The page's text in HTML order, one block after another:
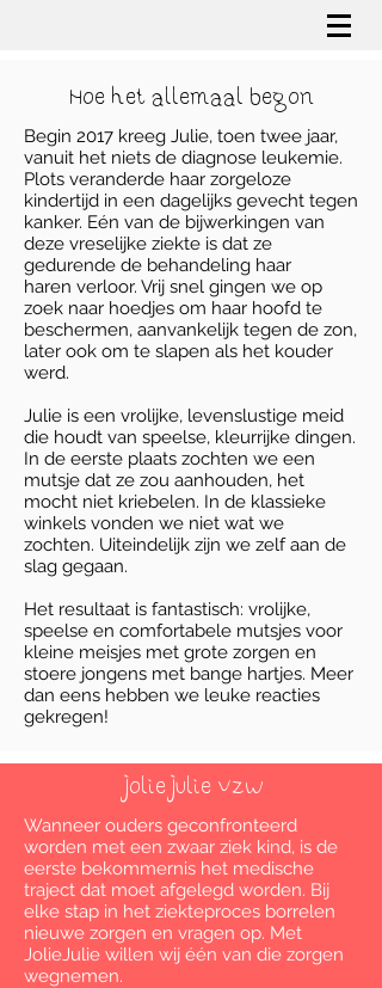
Hoe het allemaal begon
Begin 2017 kreeg Julie, toen twee jaar,
vanuit het niets de diagnose leukemie.
Plots veranderde haar zorgeloze
kindertijd in een dagelijks gevecht tegen
kanker. Eén van de bijwerkingen van
deze vreselijke ziekte is dat ze
gedurende de behandeling haar
haren verloor. Vrij snel gingen we op
zoek naar hoedjes om haar hoofd te
beschermen, aanvankelijk tegen de zon,
later ook om te slapen als het kouder
werd.
Julie is een vrolijke, levenslustige meid
die houdt van speelse, kleurrijke dingen.
In de eerste plaats zochten we een
mutsje dat ze zou aanhouden, het
mocht niet kriebelen. In de klassieke
winkels vonden we niet wat we
zochten. Uiteindelijk zijn we zelf aan de
slag gegaan.
Het resultaat is fantastisch: vrolijke,
speelse en comfortabele mutsjes voor
kleine meisjes met grote zorgen en
stoere jongens met bange hartjes. Meer
dan eens hebben we leuke reacties
gekregen!
JolieJulie vzw
Wanneer ouders geconfronteerd
worden met een zwaar ziek kind, is de
eerste bekommernis het medische
traject dat moet afgelegd worden. Bij
elke stap in het ziekteproces borrelen
nieuwe zorgen en vragen op. Met
JolieJulie willen wij één van die zorgen
wegnemen.